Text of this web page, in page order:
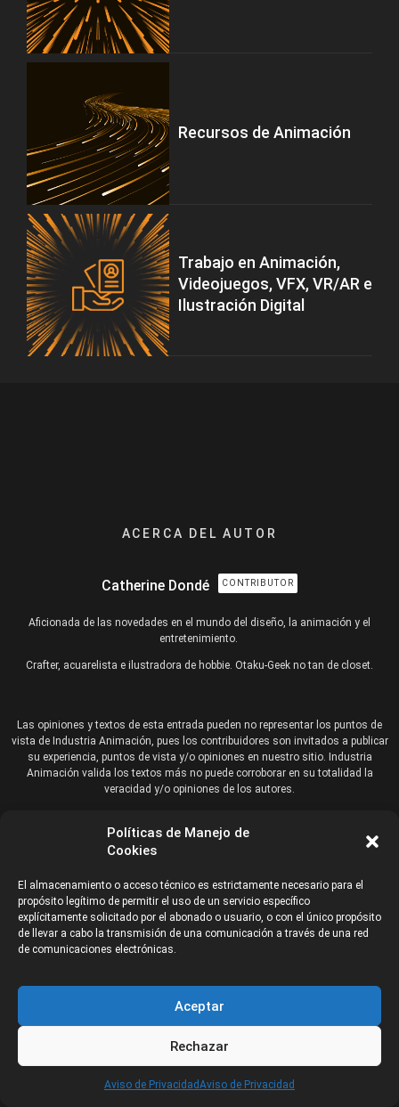
Políticas de Manejo de
Cookies
El almacenamiento o acceso técnico es estrictamente necesario para el
propósito legítimo de permitir el uso de un servicio específico
explícitamente solicitado por el abonado o usuario, o con el único propósito
de llevar a cabo la transmisión de una comunicación a través de una red
de comunicaciones electrónicas.
Aceptar
Rechazar
Aviso de PrivacidadAviso de Privacidad
Recursos de Animación
Trabajo en Animación,
Videojuegos, VFX, VR/AR e
Ilustración Digital
ACERCA DEL AUTOR
Catherine Dondé CONTRIBUTOR
Aficionada de las novedades en el mundo del diseño, la animación y el
entretenimiento.
Crafter, acuarelista e ilustradora de hobbie. Otaku-Geek no tan de closet.
Las opiniones y textos de esta entrada pueden no representar los puntos de
vista de Industria Animación, pues los contribuidores son invitados a publicar
su experiencia, puntos de vista y/o opiniones en nuestro sitio. Industria
Animación valida los textos más no puede corroborar en su totalidad la
veracidad y/o opiniones de los autores.
Anúnciate ante 2 millones de creativos
Llega a una audiencia
creativa
artículos e información en general de la Industria de Animación,